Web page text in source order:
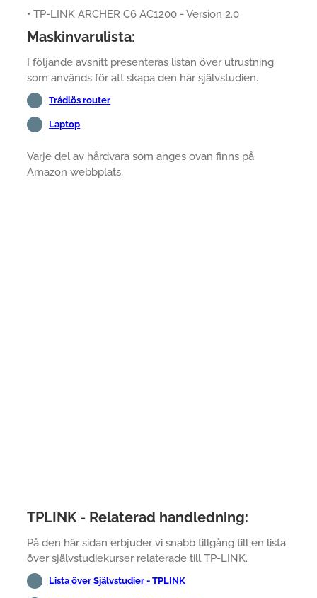
• TP-LINK ARCHER C6 AC1200 - Version 2.0
Maskinvarulista:
I följande avsnitt presenteras listan över utrustning
som används för att skapa den här självstudien.
Trådlös router
Laptop
Varje del av hårdvara som anges ovan finns på
Amazon webbplats.
TPLINK - Relaterad handledning:
På den här sidan erbjuder vi snabb tillgång till en lista
över självstudiekurser relaterade till TP-LINK.
Lista över Självstudier - TPLINK